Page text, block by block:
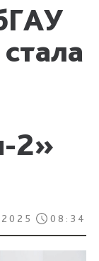
2»
08:34